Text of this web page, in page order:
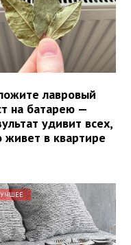
лавровый
на батарею —
удивит всех,
живет в квартире